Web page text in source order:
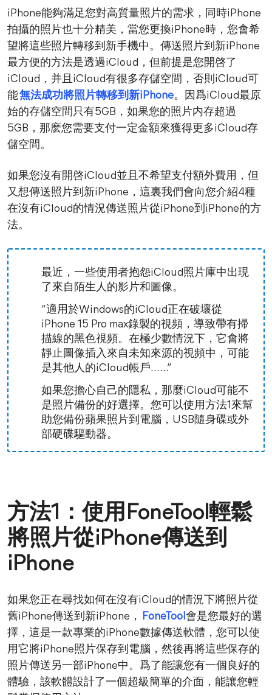
iPhone能夠滿足您對高質量照片的需求，同時iPhone
拍攝的照片也十分精美，當您更換iPhone時，您會希
望將這些照片轉移到新手機中。傳送照片到新iPhone
最方便的方法是透過iCloud，但前提是您開啓了
iCloud，并且iCloud有很多存儲空間，否則iCloud可
能無法成功將照片轉移到新iPhone。因爲iCloud最原
始的存儲空間只有5GB，如果您的照片内存超過
5GB，那麽您需要支付一定金額來獲得更多iCloud存
儲空間。
如果您沒有開啓iCloud並且不希望支付額外費用，但
又想傳送照片到新iPhone，這裏我們會向您介紹4種
在沒有iCloud的情況傳送照片從iPhone到iPhone的方
法。
最近，一些使用者抱怨iCloud照片庫中出現
了來自陌生人的影片和圖像。
“適用於Windows的iCloud正在破壞從
iPhone 15 Pro max錄製的視頻，導致帶有掃
描線的黑色視頻。在極少數情況下，它會將
靜止圖像插入來自未知來源的視頻中，可能
是其他人的iCloud帳戶......”
如果您擔心自己的隱私，那麼iCloud可能不
是照片備份的好選擇。您可以使用方法1來幫
助您備份蘋果照片到電腦，USB隨身碟或外
部硬碟驅動器。
方法1：使用FoneTool輕鬆
將照片從iPhone傳送到
iPhone
如果您正在尋找如何在沒有iCloud的情況下將照片從
舊iPhone傳送到新iPhone， FoneTool會是您最好的選
擇，這是一款專業的iPhone數據傳送軟體，您可以使
用它將iPhone照片保存到電腦，然後再將這些保存的
照片傳送另一部iPhone中。爲了能讓您有一個良好的
體驗，該軟體設計了一個超級簡單的介面，能讓您輕